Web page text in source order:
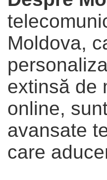
Moldova,
extinsă de
online,
avansate
care